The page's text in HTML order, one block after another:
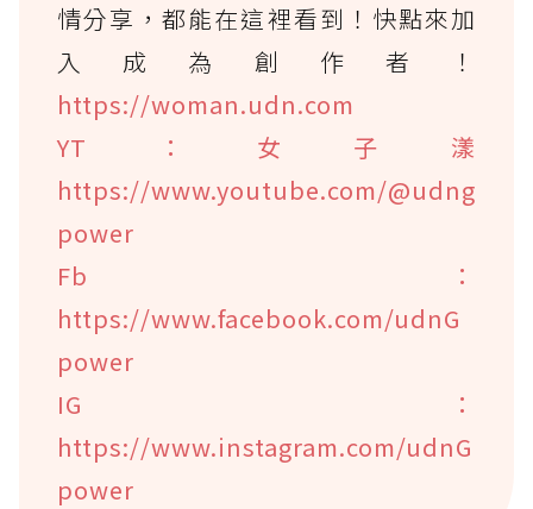
情分享，都能在這裡看到！快點來加
入成為創作者！
https://woman.udn.com
YT：女子漾
https://www.youtube.com/@udng
power
Fb：
https://www.facebook.com/udnG
power
IG：
https://www.instagram.com/udnG
power